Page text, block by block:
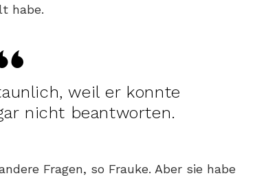
habe.
weil er konnte
nicht beantworten.
Fragen, so Frauke. Aber sie habe